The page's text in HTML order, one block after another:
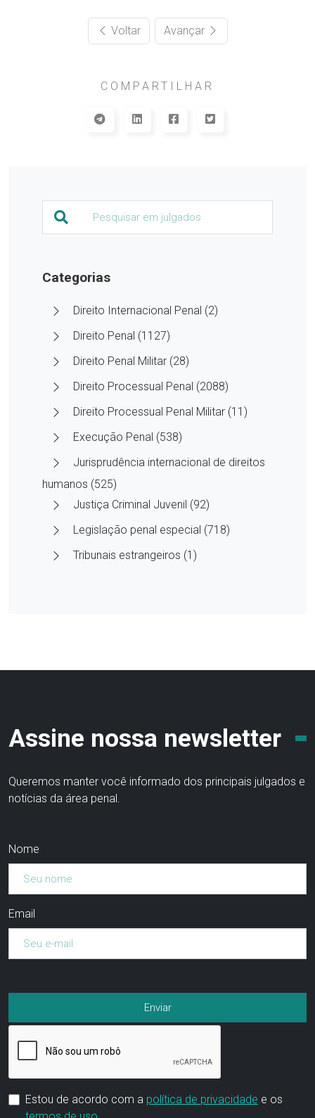
Voltar Avançar
COMPARTILHAR
Categorias
Direito Internacional Penal (2)
Direito Penal (1127)
Direito Penal Militar (28)
Direito Processual Penal (2088)
Direito Processual Penal Militar (11)
Execução Penal (538)
Jurisprudência internacional de direitos
humanos (525)
Justiça Criminal Juvenil (92)
Legislação penal especial (718)
Tribunais estrangeiros (1)
Assine nossa newsletter
Queremos manter você informado dos principais julgados e
notícias da área penal.
Nome
Email
Estou de acordo com a política de privacidade e os